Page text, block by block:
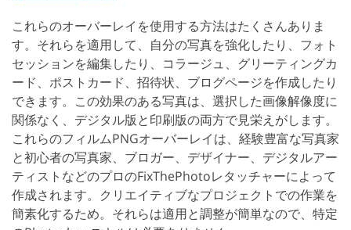
これらのオーバーレイを使用する方法はたくさんありま
す。それらを適用して、自分の写真を強化したり、フォト
セッションを編集したり、コラージュ、グリーティングカ
ード、ポストカード、招待状、ブログページを作成したり
できます。この効果のある写真は、選択した画像解像度に
関係なく、デジタル版と印刷版の両方で見栄えがします。
これらのフィルムPNGオーバーレイは、経験豊富な写真家
と初心者の写真家、ブロガー、デザイナー、デジタルアー
ティストなどのプロのFixThePhotoレタッチャーによって
作成されます。クリエイティブなプロジェクトでの作業を
簡素化するため。それらは適用と調整が簡単なので、特定